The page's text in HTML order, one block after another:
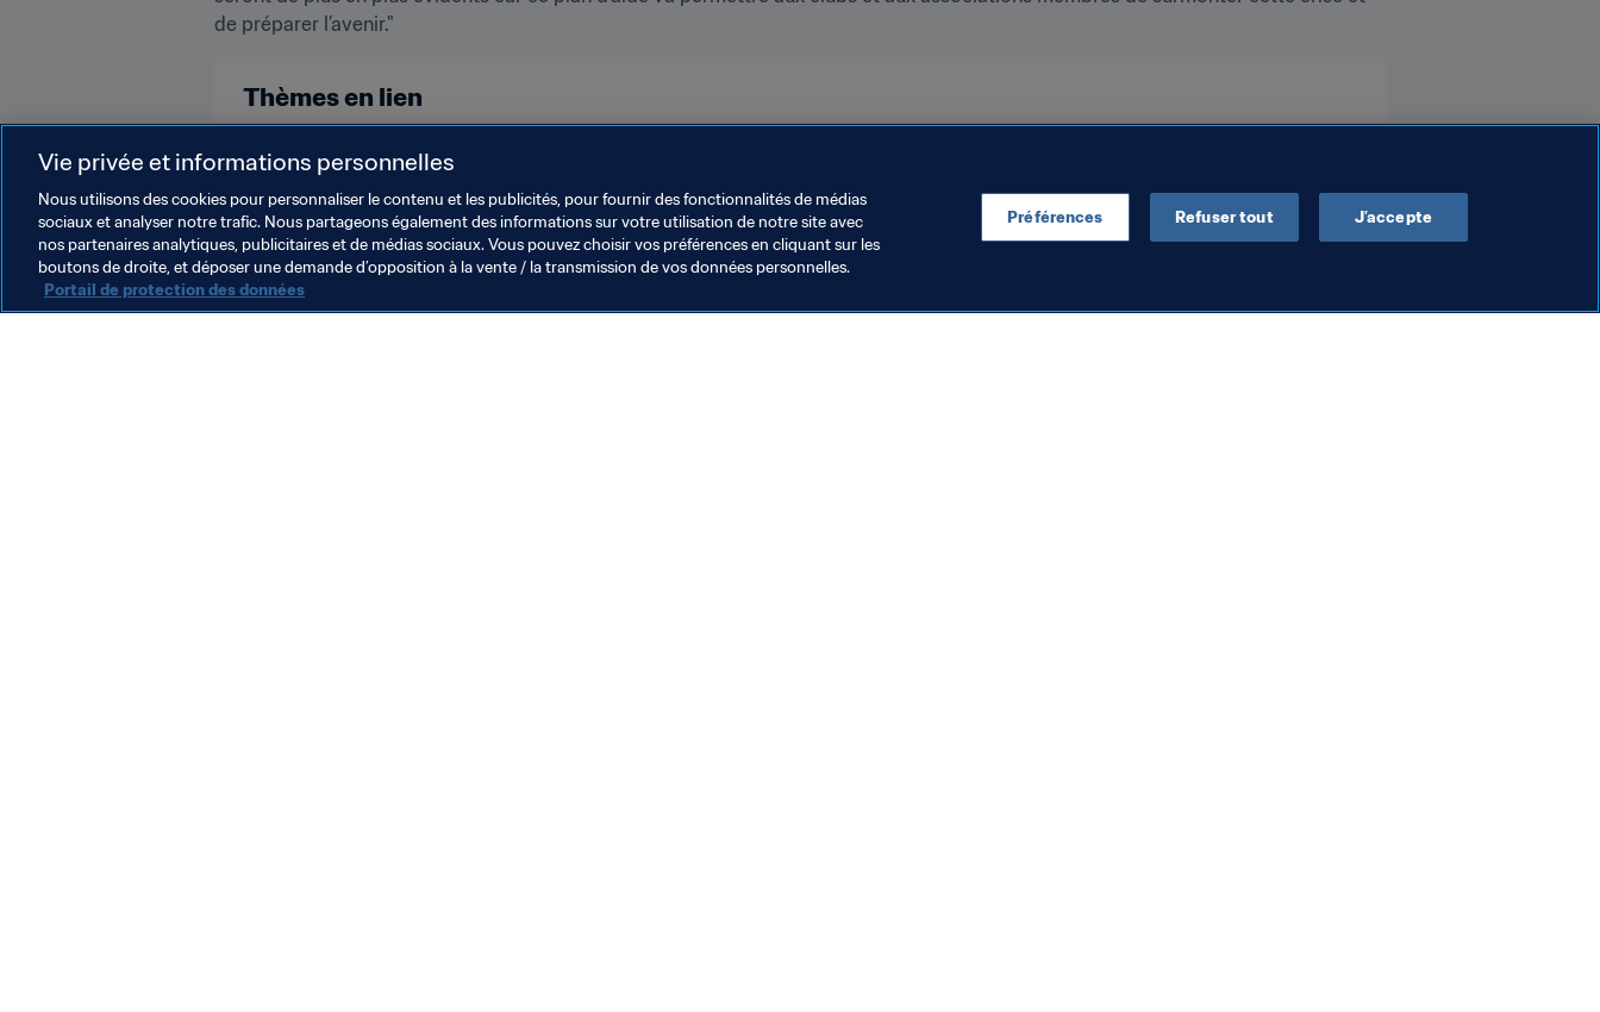
de préparer l’avenir."
Thèmes en lien
Organisation
Vie privée et informations personnelles
Nous utilisons des cookies pour personnaliser le contenu et les publicités, pour fournir des fonctionnalités de médias
sociaux et analyser notre trafic. Nous partageons également des informations sur votre utilisation de notre site avec
nos partenaires analytiques, publicitaires et de médias sociaux. Vous pouvez choisir vos préférences en cliquant sur les
boutons de droite, et déposer une demande d’opposition à la vente / la transmission de vos données personnelles.
Portail de protection des données
Préférences Refuser tout J’accepte